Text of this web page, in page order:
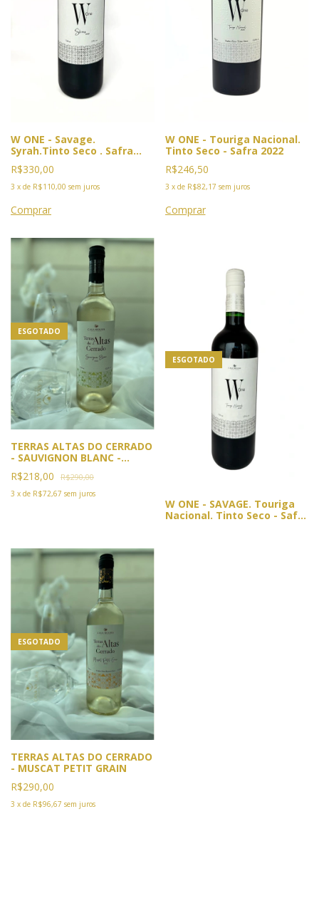
W ONE - Savage.
Syrah.Tinto Seco . Safra
2019 (Sem filtragem) Vin de
Garage. PREMIADO Ouro
GPVB 2026
R$330,00
3 x de R$110,00 sem juros
W ONE - Touriga Nacional.
Tinto Seco - Safra 2022
R$246,50
3 x de R$82,17 sem juros
ESGOTADO
TERRAS ALTAS DO CERRADO
- SAUVIGNON BLANC -
SAFRA 2022
R$218,00 R$290,00
3 x de R$72,67 sem juros
ESGOTADO
W ONE - SAVAGE. Touriga
Nacional. Tinto Seco - Safra
ESGOTADO
TERRAS ALTAS DO CERRADO
- MUSCAT PETIT GRAIN
R$290,00
3 x de R$96,67 sem juros